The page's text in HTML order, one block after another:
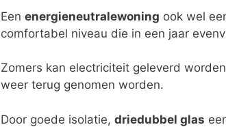
Een energieneutralewoning ook wel
comfortabel niveau die in een jaar
Zomers kan electriciteit geleverd
weer terug genomen worden.
Door goede isolatie, driedubbel glas